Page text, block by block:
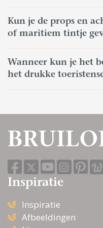
Kun je de props en
of maritiem tintje
Wanneer kun je het
het drukke
Inspiratie
Inspiratie
Afbeeldingen